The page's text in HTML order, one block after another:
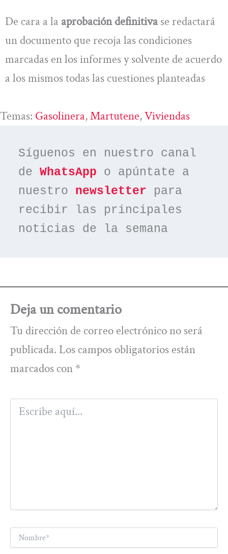
De cara a la aprobación definitivase redactará
un documento que recoja las condiciones
marcadas en los informes y solvente de acuerdo
a los mismos todas las cuestiones planteadas
Temas: Gasolinera, Martutene, Viviendas
Síguenos en nuestro canal
de WhatsApp o apúntate a
nuestro newsletter para
recibir las principales
noticias de la semana
Deja un comentario
Tu dirección de correo electrónico no será
publicada. Los campos obligatorios están
marcados con *
Escribe
aquí...